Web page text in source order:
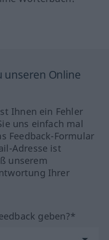
unseren Online
Ihnen ein Fehler
uns einfach mal
Feedback-Formular
Adresse ist
unserem
Ihrer
geben?*